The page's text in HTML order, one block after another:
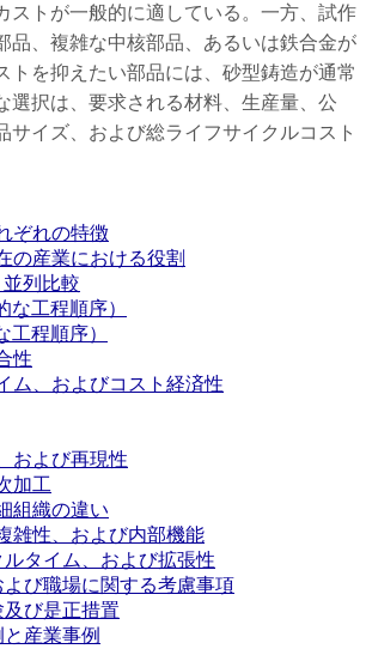
ストが一般的に適している。一方、試作
品、複雑な中核部品、あるいは鉄合金が
トを抑えたい部品には、砂型鋳造が通常
選択は、要求される材料、生産量、公
サイズ、および総ライフサイクルコスト
ぞれの特徴
の産業における役割
列比較
な工程順序）
工程順序）
性
ム、およびコスト経済性
および再現性
加工
組織の違い
雑性、および内部機能
タイム、および拡張性
び職場に関する考慮事項
び是正措置
産業事例